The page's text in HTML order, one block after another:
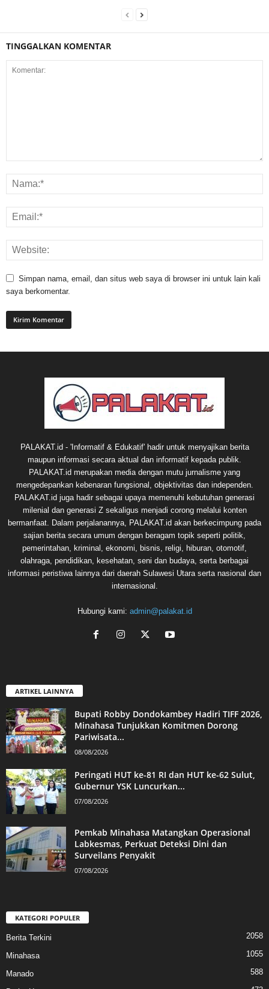
TINGGALKAN KOMENTAR
Simpan nama, email, dan situs web saya di browser ini untuk lain kali
saya berkomentar.
PALAKAT.id - 'Informatif & Edukatif' hadir untuk menyajikan berita
maupun informasi secara aktual dan informatif kepada publik.
PALAKAT.id merupakan media dengan mutu jurnalisme yang
mengedepankan kebenaran fungsional, objektivitas dan independen.
PALAKAT.id juga hadir sebagai upaya memenuhi kebutuhan generasi
milenial dan generasi Z sekaligus menjadi corong melalui konten
bermanfaat. Dalam perjalanannya, PALAKAT.id akan berkecimpung pada
sajian berita secara umum dengan beragam topik seperti politik,
pemerintahan, kriminal, ekonomi, bisnis, religi, hiburan, otomotif,
olahraga, pendidikan, kesehatan, seni dan budaya, serta berbagai
informasi peristiwa lainnya dari daerah Sulawesi Utara serta nasional dan
internasional.
Hubungi kami: admin@palakat.id
ARTIKEL LAINNYA
Bupati Robby Dondokambey Hadiri TIFF 2026,
Minahasa Tunjukkan Komitmen Dorong
Pariwisata...
08/08/2026
Peringati HUT ke-81 RI dan HUT ke-62 Sulut,
Gubernur YSK Luncurkan...
07/08/2026
Pemkab Minahasa Matangkan Operasional
Labkesmas, Perkuat Deteksi Dini dan
Surveilans Penyakit
07/08/2026
KATEGORI POPULER
Berita Terkini 2058
Minahasa 1055
Manado 588